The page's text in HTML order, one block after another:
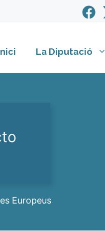
La Diputació
Europeus